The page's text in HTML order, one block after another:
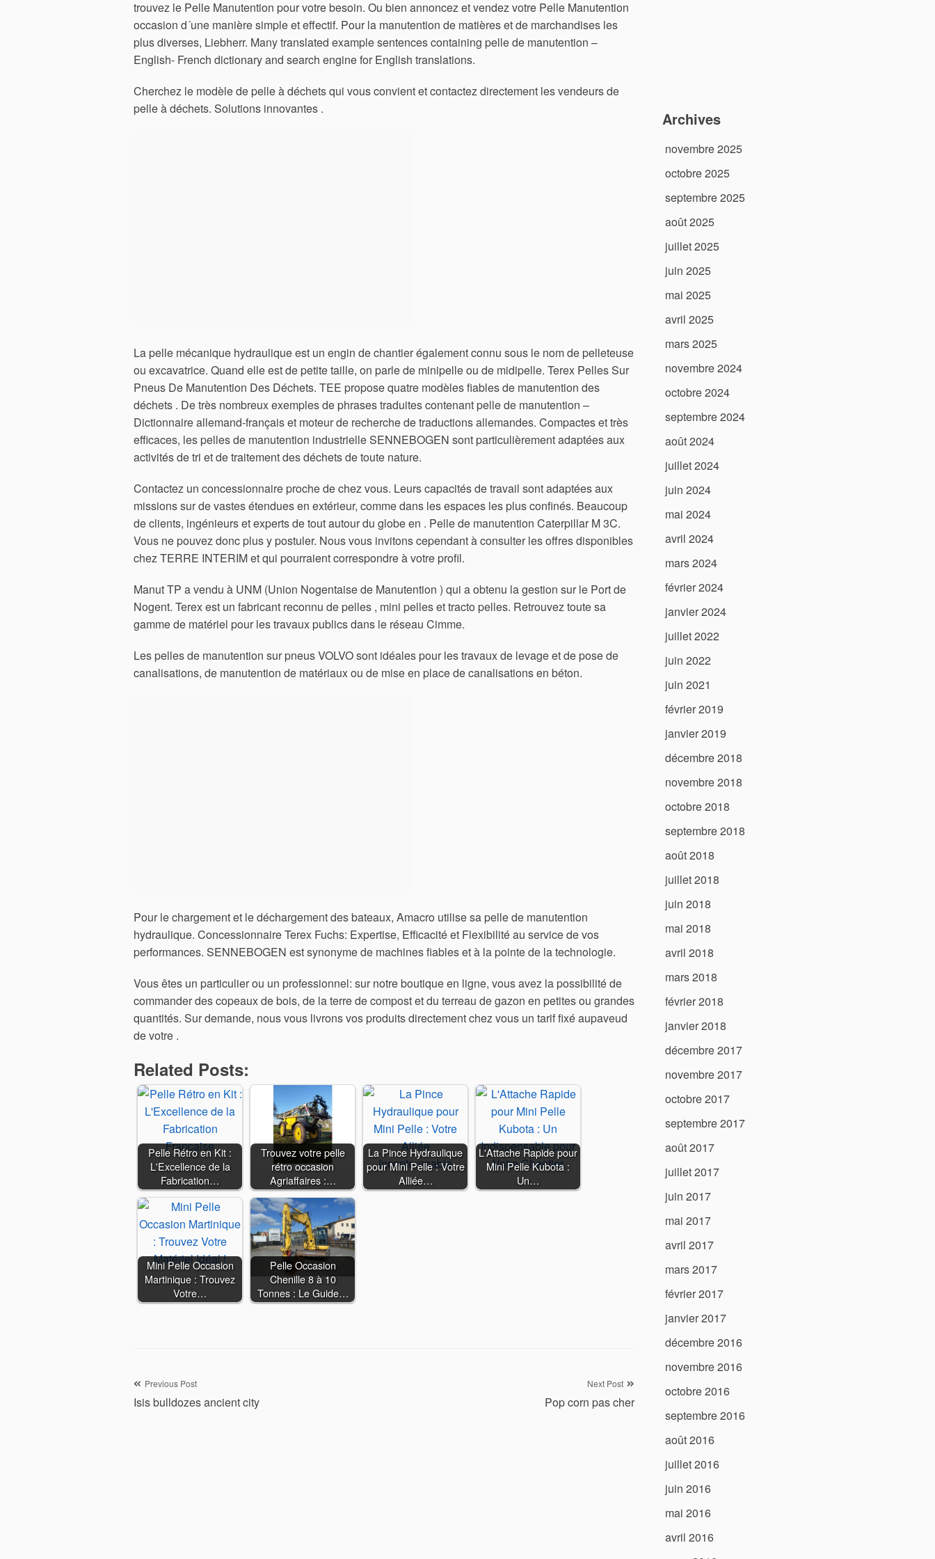
trouvez le Pelle Manutention pour votre besoin. Ou bien annoncez et vendez votre Pelle Manutention
occasion d´une manière simple et effectif. Pour la manutention de matières et de marchandises les
plus diverses, Liebherr. Many translated example sentences containing pelle de manutention –
English- French dictionary and search engine for English translations.
Cherchez le modèle de pelle à déchets qui vous convient et contactez directement les vendeurs de
pelle à déchets. Solutions innovantes .
La pelle mécanique hydraulique est un engin de chantier également connu sous le nom de pelleteuse
ou excavatrice. Quand elle est de petite taille, on parle de minipelle ou de midipelle. Terex Pelles Sur
Pneus De Manutention Des Déchets. TEE propose quatre modèles fiables de manutention des
déchets . De très nombreux exemples de phrases traduites contenant pelle de manutention –
Dictionnaire allemand-français et moteur de recherche de traductions allemandes. Compactes et très
efficaces, les pelles de manutention industrielle SENNEBOGEN sont particulièrement adaptées aux
activités de tri et de traitement des déchets de toute nature.
Contactez un concessionnaire proche de chez vous. Leurs capacités de travail sont adaptées aux
missions sur de vastes étendues en extérieur, comme dans les espaces les plus confinés. Beaucoup
de clients, ingénieurs et experts de tout autour du globe en . Pelle de manutention Caterpillar M 3C.
Vous ne pouvez donc plus y postuler. Nous vous invitons cependant à consulter les offres disponibles
chez TERRE INTERIM et qui pourraient correspondre à votre profil.
Manut TP a vendu à UNM (Union Nogentaise de Manutention ) qui a obtenu la gestion sur le Port de
Nogent. Terex est un fabricant reconnu de pelles , mini pelles et tracto pelles. Retrouvez toute sa
gamme de matériel pour les travaux publics dans le réseau Cimme.
Les pelles de manutention sur pneus VOLVO sont idéales pour les travaux de levage et de pose de
canalisations, de manutention de matériaux ou de mise en place de canalisations en béton.
Pour le chargement et le déchargement des bateaux, Amacro utilise sa pelle de manutention
hydraulique. Concessionnaire Terex Fuchs: Expertise, Efficacité et Flexibilité au service de vos
performances. SENNEBOGEN est synonyme de machines fiables et à la pointe de la technologie.
Vous êtes un particulier ou un professionnel: sur notre boutique en ligne, vous avez la possibilité de
commander des copeaux de bois, de la terre de compost et du terreau de gazon en petites ou grandes
quantités. Sur demande, nous vous livrons vos produits directement chez vous un tarif fixé aupaveud
de votre .
Related Posts:
Pelle Rétro en Kit :
L'Excellence de la
Fabrication…
Trouvez votre pelle
rétro occasion
Agriaffaires :…
La Pince Hydraulique
pour Mini Pelle : Votre
Alliée…
L'Attache Rapide pour
Mini Pelle Kubota :
Un…
Mini Pelle Occasion
Martinique : Trouvez
Votre…
Pelle Occasion
Chenille 8 à 10
Tonnes : Le Guide…
Navigation
Previous Post
Isis bulldozes ancient city
Next Post
Pop corn pas cher
Archives
novembre 2025
octobre 2025
septembre 2025
août 2025
juillet 2025
juin 2025
mai 2025
avril 2025
mars 2025
novembre 2024
octobre 2024
septembre 2024
août 2024
juillet 2024
juin 2024
mai 2024
avril 2024
mars 2024
février 2024
janvier 2024
juillet 2022
juin 2022
juin 2021
février 2019
janvier 2019
décembre 2018
novembre 2018
octobre 2018
septembre 2018
août 2018
juillet 2018
juin 2018
mai 2018
avril 2018
mars 2018
février 2018
janvier 2018
décembre 2017
novembre 2017
octobre 2017
septembre 2017
août 2017
juillet 2017
juin 2017
mai 2017
avril 2017
mars 2017
février 2017
janvier 2017
décembre 2016
novembre 2016
octobre 2016
septembre 2016
août 2016
juillet 2016
juin 2016
mai 2016
avril 2016